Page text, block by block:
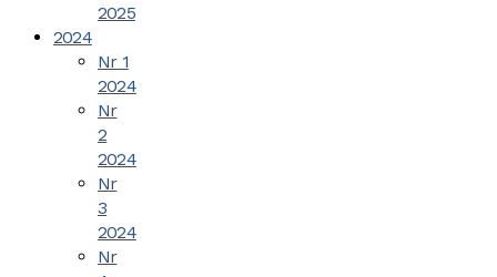
2025
2024
Nr 1
2024
Nr
2
2024
Nr
3
2024
Nr